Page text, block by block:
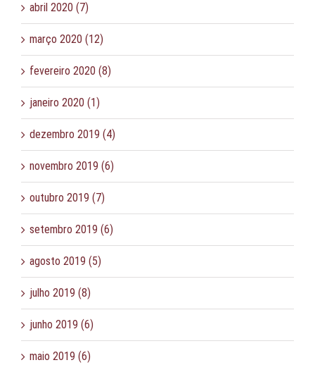
abril 2020 (7)
março 2020 (12)
fevereiro 2020 (8)
janeiro 2020 (1)
dezembro 2019 (4)
novembro 2019 (6)
outubro 2019 (7)
setembro 2019 (6)
agosto 2019 (5)
julho 2019 (8)
junho 2019 (6)
maio 2019 (6)